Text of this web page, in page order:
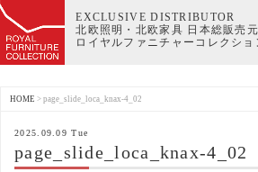
EXCLUSIVE DISTRIBUTOR
北欧照明・北欧家具 日本総販売元
ロイヤルファニチャーコレクショ
HOME > page_slide_loca_knax-4_02
2025.09.09 Tue
page_slide_loca_knax-4_02